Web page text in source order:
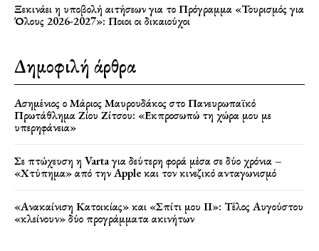
Ξεκινάει η υποβολή αιτήσεων για το Πρόγραμμα «Τουρισμός για
Όλους 2026-2027»: Ποιοι οι δικαιούχοι
Δημοφιλή άρθρα
Ασημένιος ο Μάριος Μαυρουδάκος στο Πανευρωπαϊκό
Πρωτάθλημα Ζίου Ζίτσου: «Εκπροσωπώ τη χώρα μου με
υπερηφάνεια»
Σε πτώχευση η Varta για δεύτερη φορά μέσα σε δύο χρόνια –
«Χτύπημα» από την Apple και τον κινεζικό ανταγωνισμό
«Ανακαίνιση Κατοικίας» και «Σπίτι μου ΙΙ»: Τέλος Αυγούστου
«κλείνουν» δύο προγράμματα ακινήτων